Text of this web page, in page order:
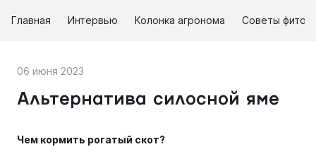
Главная Интервью Колонка агронома Советы
06 июня 2023
Альтернатива силосной яме
Чем кормить рогатый скот?